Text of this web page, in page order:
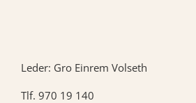
Leder: Gro Einrem Volseth
Tlf. 970 19 140